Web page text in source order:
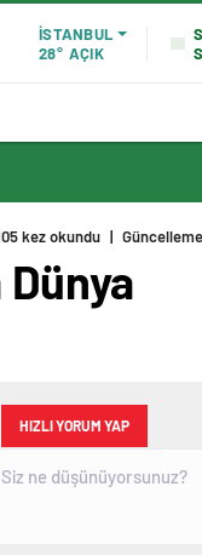
İSTANBUL
28° AÇIK
kez okundu |
HIZLI YORUM YAP